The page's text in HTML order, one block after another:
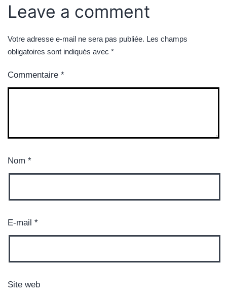
Leave a comment
Votre adresse e-mail ne sera pas publiée. Les champs
obligatoires sont indiqués avec *
Commentaire *
Nom *
E-mail *
Site web